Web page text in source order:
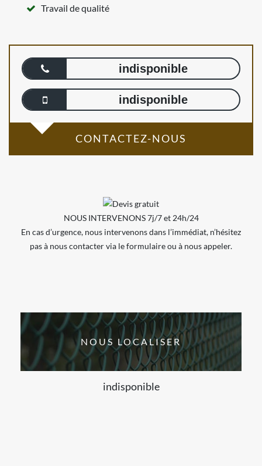
Travail de qualité
indisponible
indisponible
CONTACTEZ-NOUS
NOUS INTERVENONS 7j/7 et 24h/24
En cas d’urgence, nous intervenons dans l’immédiat, n’hésitez
pas à nous contacter via le formulaire ou à nous appeler.
NOUS LOCALISER
indisponible